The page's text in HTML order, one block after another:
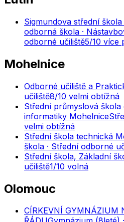
Sigmundova střední
odborná škola ·
odborné učiliště5/10 více
Mohelnice
Odborné učiliště a
učiliště8/10 velmi obtížná
Střední průmyslová
informatiky Mohelnice
velmi obtížná
Střední škola technická
škola · Střední odborné
Střední škola, Základní
učiliště1/10 volná
Olomouc
CÍRKEVNÍ GYMNÁZIUM